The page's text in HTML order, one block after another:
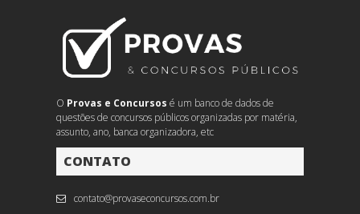
O Provas e Concursos é um banco de dados de
questões de concursos públicos organizadas por matéria,
assunto, ano, banca organizadora, etc
CONTATO
contato@provaseconcursos.com.br